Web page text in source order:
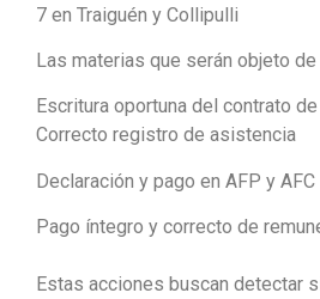
7 en Traiguén y Collipulli
Las materias que serán objeto
Escritura oportuna del contrato
Correcto registro de asistencia
Declaración y pago en AFP y AFC
Pago íntegro y correcto de
Estas acciones buscan detectar